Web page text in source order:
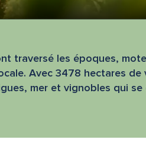
traversé les époques,
Avec 3478 hectares de
mer et vignobles qui se